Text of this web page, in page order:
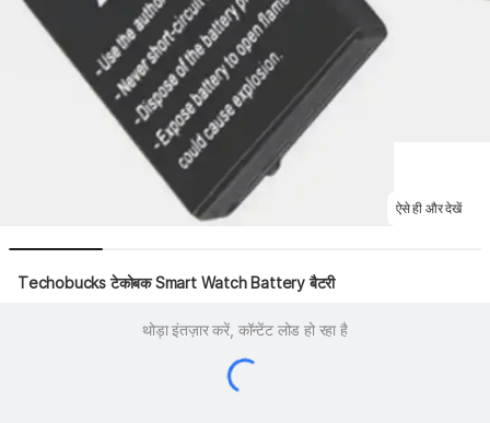
ऐसे ही और देखें
Techobucks टेकोबक Smart Watch Battery बैटरी
थोड़ा इंतज़ार करें, कॉन्टेंट लोड हो रहा है